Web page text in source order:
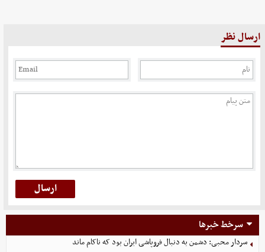
ارسال نظر
سرخط خبرها
سردار محبی: دشمن به دنبال فروپاشی ایران بود که ناکام ماند